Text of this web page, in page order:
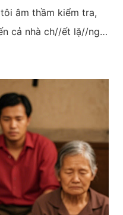
âm thầm kiểm tra,
cả nhà ch//ết lặ//ng…